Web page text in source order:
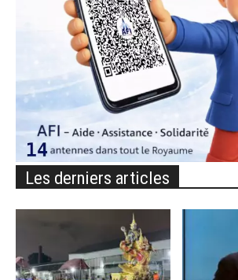
Les derniers articles